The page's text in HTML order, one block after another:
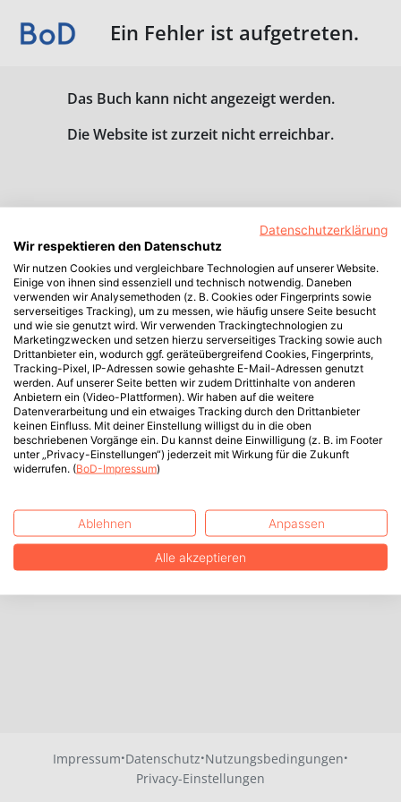
Ein Fehler ist aufgetreten.
Das Buch kann nicht angezeigt werden.
Die Website ist zurzeit nicht erreichbar.
Impressum·Datenschutz·Nutzungsbedingungen·
Privacy-Einstellungen
Datenschutzerklärung
Wir respektieren den Datenschutz
Wir nutzen Cookies und vergleichbare Technologien auf unserer Website.
Einige von ihnen sind essenziell und technisch notwendig. Daneben
verwenden wir Analysemethoden (z. B. Cookies oder Fingerprints sowie
serverseitiges Tracking), um zu messen, wie häufig unsere Seite besucht
und wie sie genutzt wird. Wir verwenden Trackingtechnologien zu
Marketingzwecken und setzen hierzu serverseitiges Tracking sowie auch
Drittanbieter ein, wodurch ggf. geräteübergreifend Cookies, Fingerprints,
Tracking-Pixel, IP-Adressen sowie gehashte E-Mail-Adressen genutzt
werden. Auf unserer Seite betten wir zudem Drittinhalte von anderen
Anbietern ein (Video-Plattformen). Wir haben auf die weitere
Datenverarbeitung und ein etwaiges Tracking durch den Drittanbieter
keinen Einfluss. Mit deiner Einstellung willigst du in die oben
beschriebenen Vorgänge ein. Du kannst deine Einwilligung (z. B. im Footer
unter „Privacy-Einstellungen“) jederzeit mit Wirkung für die Zukunft
widerrufen. (BoD-Impressum)
Ablehnen Anpassen
Alle akzeptieren